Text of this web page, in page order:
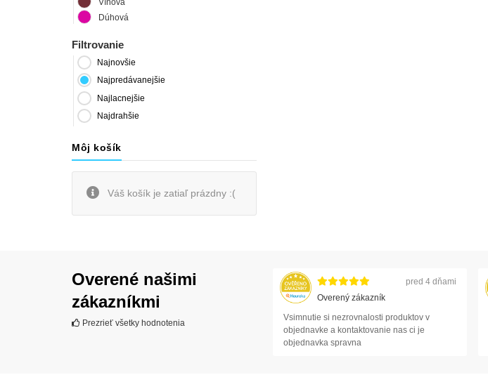
Dúhová
Filtrovanie
Najnovšie
Najpredávanejšie
Najlacnejšie
Najdrahšie
Môj košík
Váš košík je zatiaľ prázdny :(
Overené našimi
zákazníkmi
Prezrieť všetky hodnotenia
pred 4 dňami
Overený zákazník
Vsimnutie si nezrovnalosti produktov v
objednavke a kontaktovanie nas ci je
objednavka spravna